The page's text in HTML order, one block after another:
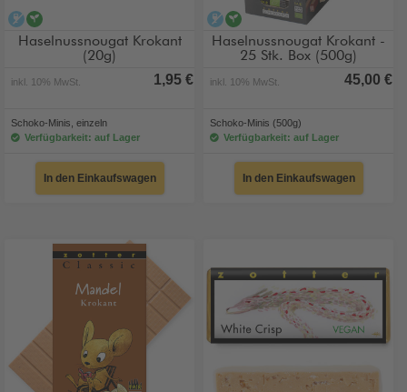
alkoholfrei
Haselnussnougat Krokant
(20g)
inkl. 10% MwSt. 1,95 €
Schoko-Minis, einzeln
Verfügbarkeit: auf Lager
In den Einkaufswagen
alkoholfrei
vegan
Haselnussnougat Krokant -
25 Stk. Box (500g)
inkl. 10% MwSt. 45,00 €
Schoko-Minis (500g)
Verfügbarkeit: auf Lager
In den Einkaufswagen